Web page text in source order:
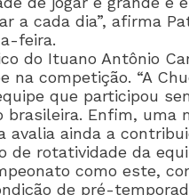
a cada dia”, afirma
feira.
do Ituano Antônio
na competição. “A
que participou
brasileira. Enfim, uma
avalia ainda a
de rotatividade da
como este,
de pré-